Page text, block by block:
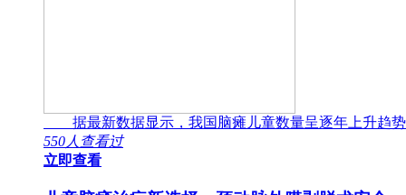
据最新数据显示，我国脑瘫儿童数量呈逐年上升趋势
550人查看过
立即查看